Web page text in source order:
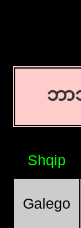
ဘာ
Shqip
Galego